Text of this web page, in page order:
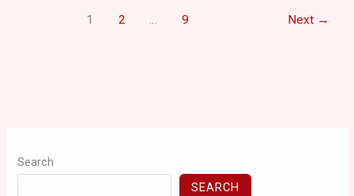
1 2 … 9 Next →
Search
SEARCH